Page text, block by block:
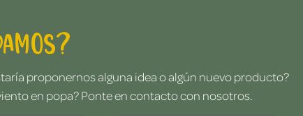
proponernos alguna idea o algún nuevo producto?
en popa? Ponte en contacto con nosotros.